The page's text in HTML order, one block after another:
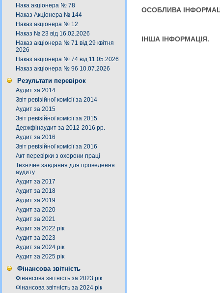
Нака акціонера № 78
Наказ Акціонера № 144
Наказ акціонера № 12
Наказ № 23 від 16.02.2026
Наказ акціонера № 71 від 29 квітня
2026
Наказ акціонера № 74 від 11.05.2026
Наказ акціонера № 96 10.07.2026
Результати перевірок
Аудит за 2014
Звіт ревізійної комісії за 2014
Аудит за 2015
Звіт ревізійної комісії за 2015
Держфінаудит за 2012-2016 рр.
Аудит за 2016
Звіт ревізійної комісії за 2016
Акт перевірки з охорони праці
Технічне завдання для проведення
аудиту
Аудит за 2017
Аудит за 2018
Аудит за 2019
Аудит за 2020
Аудит за 2021
Аудит за 2022 рік
Аудит за 2023
Аудит за 2024 рік
Аудит за 2025 рік
Фінансова звітність
Фінансова звітність за 2023 рік
Фінансова звітність за 2024 рік
ОСОБЛИВА
ІНША ІНФОРМАЦІЯ.